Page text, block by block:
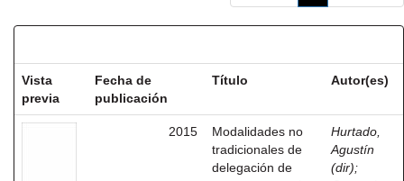
Vista
previa
Fecha de
publicación
Título Autor(es)
2015
Modalidades no
tradicionales de
delegación de
Hurtado,
Agustín
(dir);